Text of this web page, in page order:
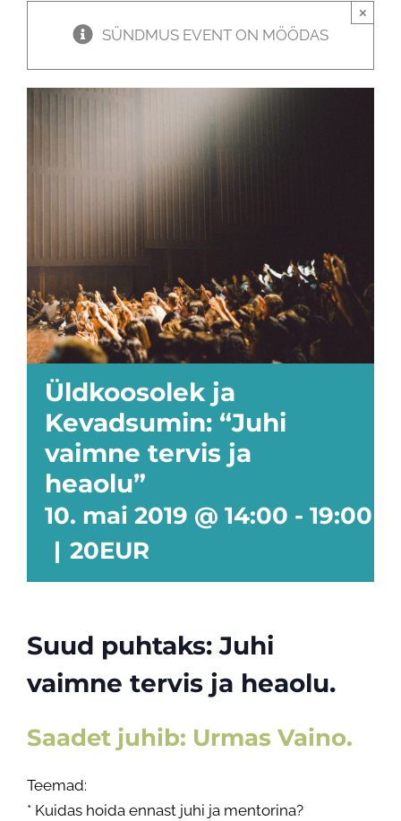
SÜNDMUS EVENT ON MÖÖDAS
×
Üldkoosolek ja
Kevadsumin: “Juhi
vaimne tervis ja
heaolu”
10. mai 2019 @ 14:00 - 19:00
| 20EUR
Suud puhtaks: Juhi
vaimne tervis ja heaolu.
Saadet juhib: Urmas Vaino.
Teemad:
* Kuidas hoida ennast juhi ja mentorina?